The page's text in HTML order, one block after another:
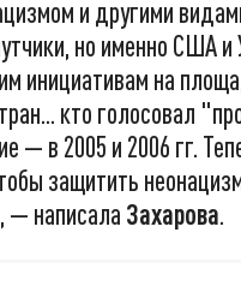
и другими
но именно США и
инициативам на
кто голосовал
— в 2005 и 2006 гг.
защитить
— написала Захарова.